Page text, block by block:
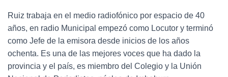
Ruiz trabaja en el medio radiofónico por espacio de 40
años, en radio Municipal empezó como Locutor y terminó
como Jefe de la emisora desde inicios de los años
ochenta. Es una de las mejores voces que ha dado la
provincia y el país, es miembro del Colegio y la Unión